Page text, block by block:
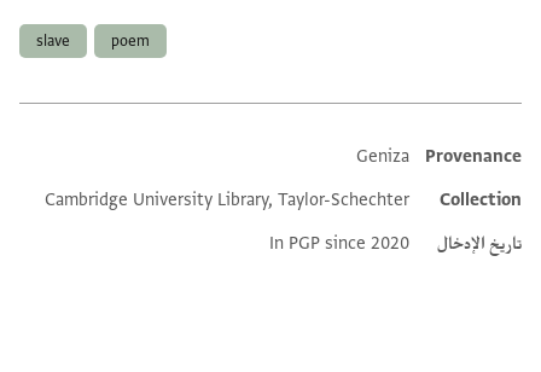
poem
slave
Additional metadata
Provenance
Geniza
Collection
Cambridge University Library, Taylor-Schechter
تاريخ الإدخال
In PGP since 2020